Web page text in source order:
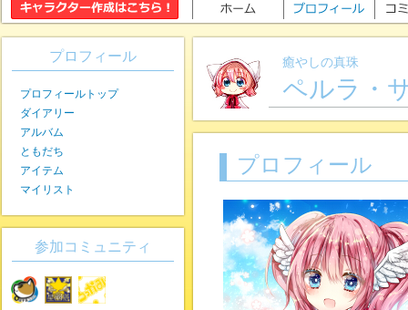
癒やしの真珠
ペルラ・
プロフィール
プロフィール
プロフィールトップ
ダイアリー
アルバム
ともだち
アイテム
マイリスト
参加コミュニティ